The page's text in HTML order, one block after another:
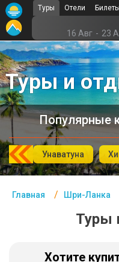
Туры Отели Билеты
16 Авг - 23
Туры и
Популярные
Унаватуна
Главная Шри-Ланка
Туры
Хотите
Главная
Шри-Ланка- Курорты
Офис г. Москва
Помощь
Подборки отелей
Турция
Таиланд
ОАЭ